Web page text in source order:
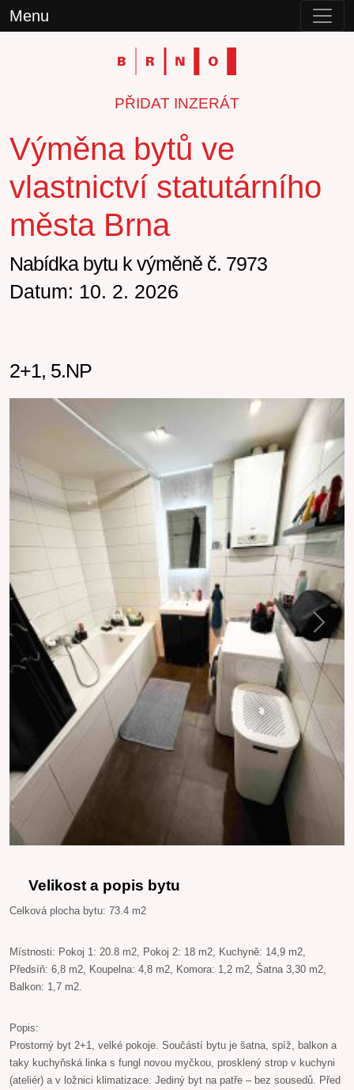
Menu
PŘIDAT INZERÁT
Výměna bytů ve
vlastnictví statutárního
města Brna
Nabídka bytu k výměně č. 7973
Datum: 10. 2. 2026
2+1, 5.NP
Previous Next
Velikost a popis bytu
Celková plocha bytu: 73.4 m2
Místnosti: Pokoj 1: 20.8 m2, Pokoj 2: 18 m2, Kuchyně: 14,9 m2,
Předsíň: 6,8 m2, Koupelna: 4,8 m2, Komora: 1,2 m2, Šatna 3,30 m2,
Balkon: 1,7 m2.
Popis:
Prostorný byt 2+1, velké pokoje. Součástí bytu je šatna, spíž, balkon a
taky kuchyňská linka s fungl novou myčkou, prosklený strop v kuchyni
(ateliér) a v ložnici klimatizace. Jediný byt na patře – bez sousedů. Před